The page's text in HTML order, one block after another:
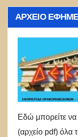
ΑΡΧΕΊΟ
Εδώ μπορείτε να
(αρχείο pdf) όλα